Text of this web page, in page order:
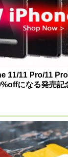
11/11 Pro/11
になる発売記